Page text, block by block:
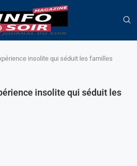
insolite qui séduit les familles
insolite qui séduit les